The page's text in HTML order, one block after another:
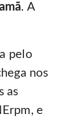
. A
pelo
nos
as
e